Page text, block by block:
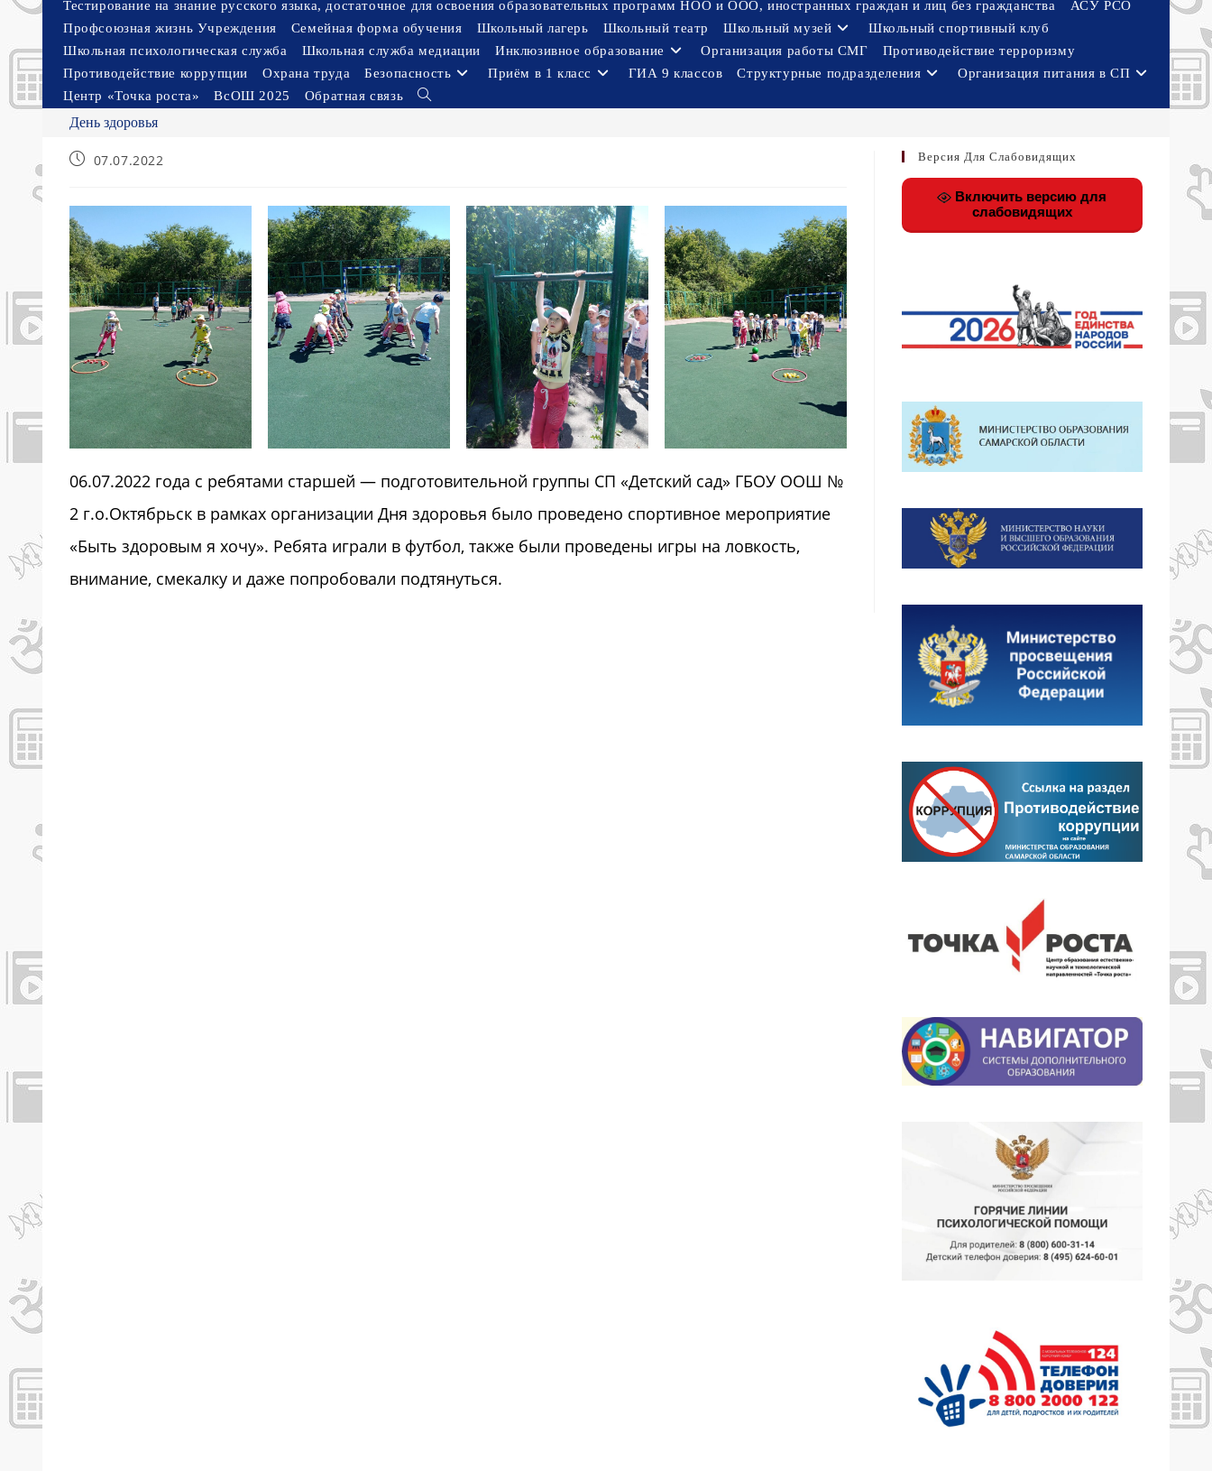
Тестирование на знание русского языка, достаточное для освоения образовательных программ НОО и ООО, иностранных граждан и лиц без гражданства
АСУ РСО
Профсоюзная жизнь Учреждения
Семейная форма обучения Школьный лагерь Школьный театр Школьный музей
Школьный спортивный клуб
Школьная психологическая служба
Школьная служба медиации Инклюзивное образование Организация работы СМГ
Противодействие терроризму
Противодействие коррупции
Охрана труда Безопасность Приём в 1 класс ГИА 9 классов Структурные подразделения
Организация питания в СП
Центр «Точка роста»
ВсОШ 2025 Обратная связь
Переключить
День здоровья
Запись07.07.2022
06.07.2022 года с ребятами старшей — подготовительной группы СП «Детский сад» ГБОУ ООШ №
2 г.о.Октябрьск в рамках организации Дня здоровья было проведено спортивное мероприятие
«Быть здоровым я хочу». Ребята играли в футбол, также были проведены игры на ловкость,
внимание, смекалку и даже попробовали подтянуться.
Версия Для Слабовидящих
Включить версию для
слабовидящих